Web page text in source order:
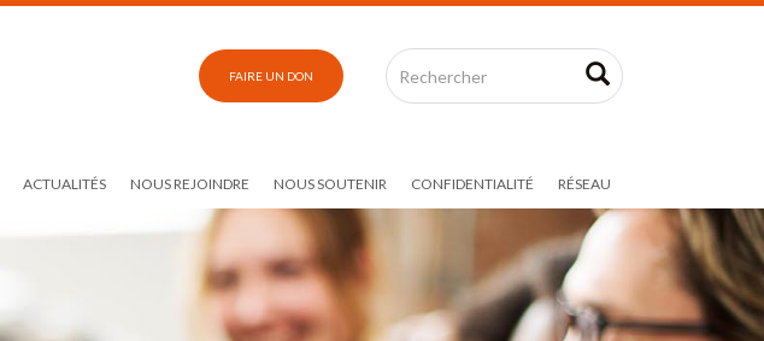
FAIRE UN DON
ACTUALITÉS NOUS REJOINDRE NOUS SOUTENIR CONFIDENTIALITÉ RÉSEAU